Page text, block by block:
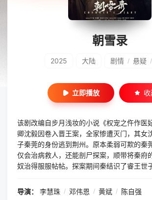
朝雪录
2025 大陆 剧情 / 悬疑 /
立即播放
该剧改编自步月浅妆的小说《权宠之仵作医
卿沈毅因卷入晋王案，全家惨遭灭门，其女
子秦莞的身份逃到荆州。原本柔弱可欺的秦
仅会治病救人，还能剖尸探案，顺带将秦府
奴治得服服帖帖。探案期间秦结识了睿王世
京，途中联手破获了各式诡谲大案。回京后
导演： 李慧珠 / 邓伟恩 / 黄斌 / 陈自强